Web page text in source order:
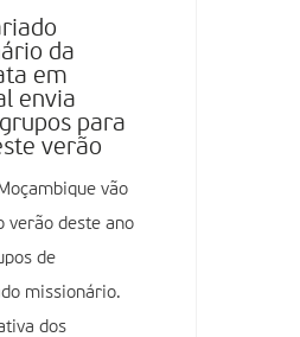
da
em
envia
para
verão
vão
verão deste ano
de
missionário.
dos